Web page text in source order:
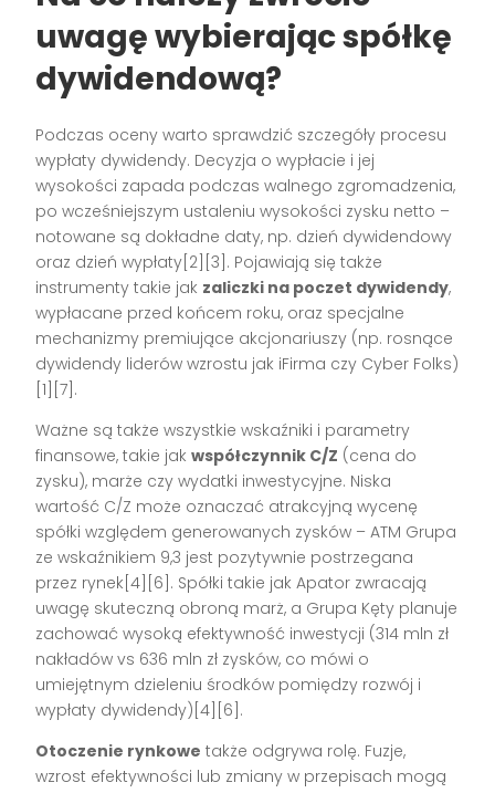
uwagę wybierając spółkę
dywidendową?
Podczas oceny warto sprawdzić szczegóły procesu
wypłaty dywidendy. Decyzja o wypłacie i jej
wysokości zapada podczas walnego zgromadzenia,
po wcześniejszym ustaleniu wysokości zysku netto –
notowane są dokładne daty, np. dzień dywidendowy
oraz dzień wypłaty[2][3]. Pojawiają się także
instrumenty takie jak zaliczki na poczet dywidendy,
wypłacane przed końcem roku, oraz specjalne
mechanizmy premiujące akcjonariuszy (np. rosnące
dywidendy liderów wzrostu jak iFirma czy Cyber Folks)
[1][7].
Ważne są także wszystkie wskaźniki i parametry
finansowe, takie jakwspółczynnik C/Z (cena do
zysku), marże czy wydatki inwestycyjne. Niska
wartość C/Z może oznaczać atrakcyjną wycenę
spółki względem generowanych zysków – ATM Grupa
ze wskaźnikiem 9,3 jest pozytywnie postrzegana
przez rynek[4][6]. Spółki takie jak Apator zwracają
uwagę skuteczną obroną marż, a Grupa Kęty planuje
zachować wysoką efektywność inwestycji (314 mln zł
nakładów vs 636 mln zł zysków, co mówi o
umiejętnym dzieleniu środków pomiędzy rozwój i
wypłaty dywidendy)[4][6].
Otoczenie rynkowe także odgrywa rolę. Fuzje,
wzrost efektywności lub zmiany w przepisach mogą